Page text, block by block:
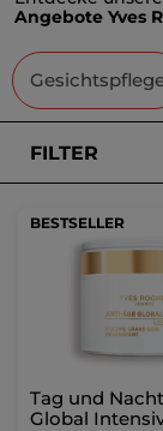
Angebote Yves
FILTER
BESTSELLER
Tag und
Global